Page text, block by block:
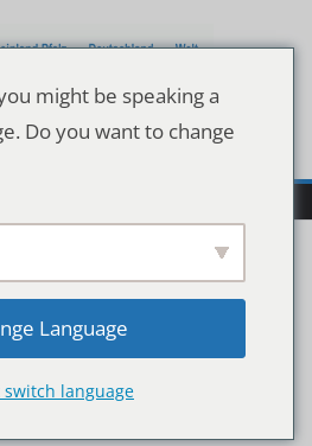
der-gvc
might be speaking a
Do you want to change
Language
language